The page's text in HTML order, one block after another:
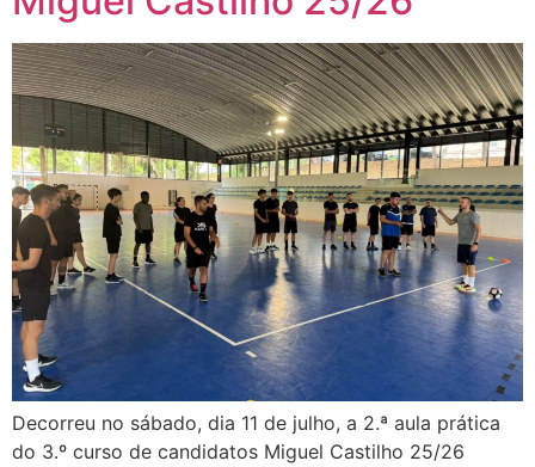
Decorreu no sábado, dia 11 de julho, a 2.ª aula prática
do 3.º curso de candidatos Miguel Castilho 25/26